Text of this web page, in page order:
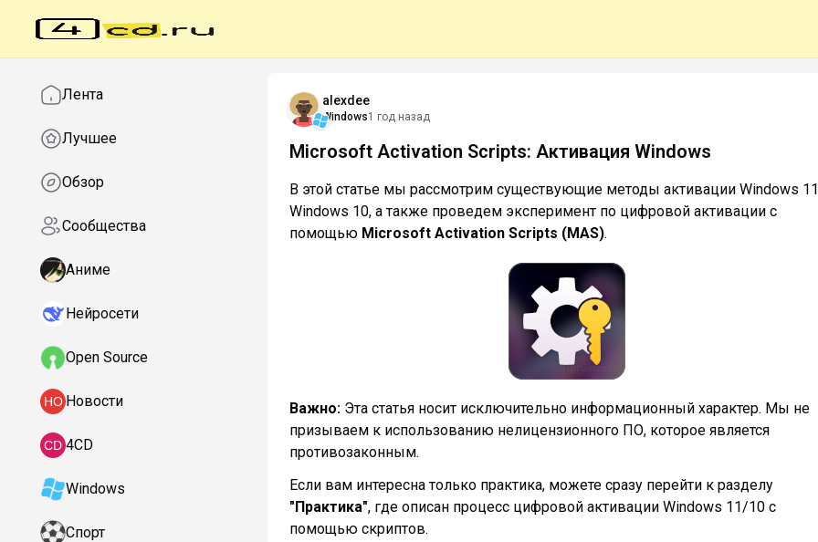
Лента
Лучшее
Обзор
Сообщества
Аниме
Нейросети
Open Source
Новости
4CD
Windows
Спорт
alexdee
Windows1 год назад
Microsoft Activation Scripts: Активация Windows
В этой статье мы рассмотрим существующие методы активации Windows
Windows 10, а также проведем эксперимент по цифровой активации с
помощью Microsoft Activation Scripts (MAS).
Важно:Эта статья носит исключительно информационный характер. Мы не
призываем к использованию нелицензионного ПО, которое является
противозаконным.
Если вам интересна только практика, можете сразу перейти к разделу
"Практика", где описан процесс цифровой активации Windows 11/10 с
помощью скриптов.